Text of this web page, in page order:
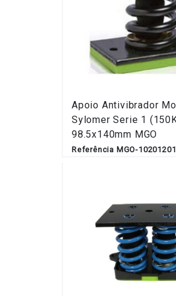
Apoio Antivibrador
Sylomer Serie 1
98.5x140mm MGO
Referência MGO-